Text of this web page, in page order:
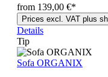
from 139,00 €*
Prices excl. VAT plus
Details
Tip
Sofa ORGANIX